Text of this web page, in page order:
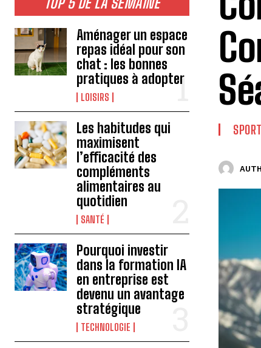
Aménager un espace
repas idéal pour son
chat : les bonnes
pratiques à adopter
LOISIRS
Les habitudes qui
maximisent
l’efficacité des
compléments
alimentaires au
quotidien
SANTÉ
Pourquoi investir
dans la formation IA
en entreprise est
devenu un avantage
stratégique
TECHNOLOGIE
SPORT